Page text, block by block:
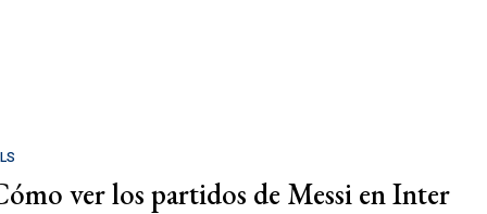
ver los partidos de Messi en Inter